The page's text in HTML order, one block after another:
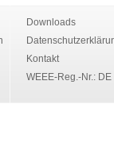
Downloads
Kontakt
WEEE-Reg.-Nr.: